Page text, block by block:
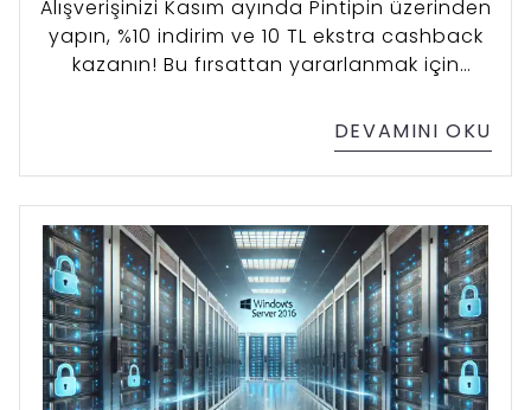
Alışverişinizi Kasım ayında Pintipin üzerinden
yapın, %10 indirim ve 10 TL ekstra cashback
kazanın! Bu fırsattan yararlanmak için
veya sosyal medyada paylaşmanız yeterli.
"Windows 10 lisans anahtarı" veya "Office
365 lisans" gibi anahtar kelimeleri kullanarak
paylaşımlarınızı yapın, hem kazançlı çıkın
hem de diğer kullanıcılara rehberlik edin.
Fırsatları kaçırmayın!
DEVAMINI OKU